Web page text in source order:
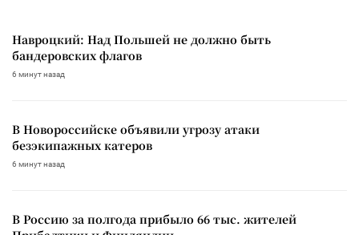
Навроцкий: Над Польшей не должно быть
бандеровских флагов
6 минут назад
В Новороссийске объявили угрозу атаки
безэкипажных катеров
6 минут назад
В Россию за полгода прибыло 66 тыс. жителей